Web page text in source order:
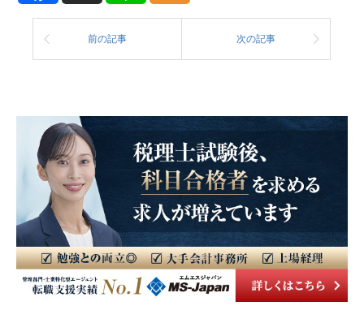
前の記事 次の記事